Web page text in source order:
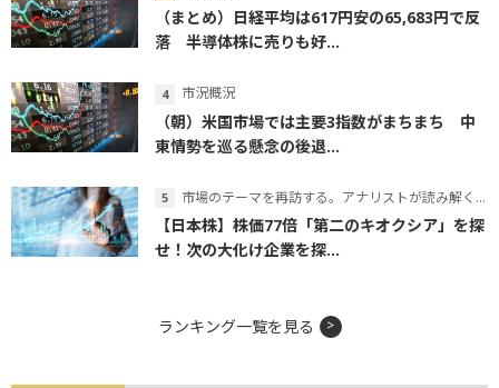
（まとめ）日経平均は617円安の65,683円で反
落 半導体株に売りも好...
市況概況
（朝）米国市場では主要3指数がまちまち 中
東情勢を巡る懸念の後退...
市場のテーマを再訪する。アナリストが読み解くテーマの本質
【日本株】株価77倍「第二のキオクシア」を探
せ！次の大化け企業を探...
ランキング一覧を見る